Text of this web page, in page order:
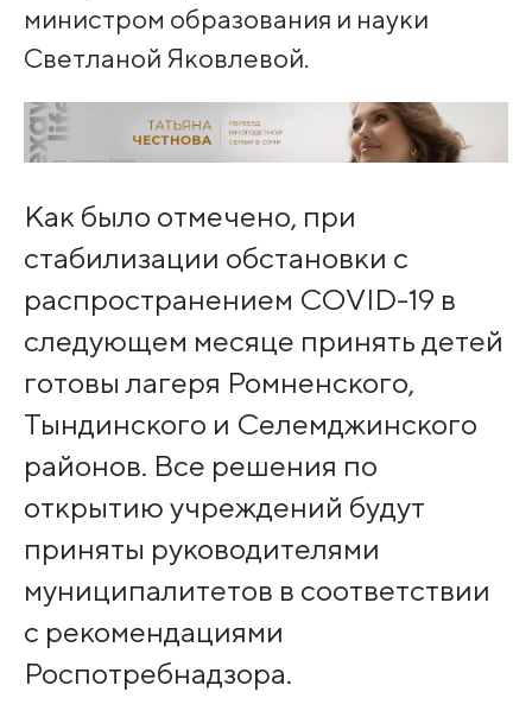
министром образования и науки
Светланой Яковлевой.
Как было отмечено, при
стабилизации обстановки с
распространением COVID-19 в
следующем месяце принять детей
готовы лагеря Ромненского,
Тындинского и Селемджинского
районов. Все решения по
открытию учреждений будут
приняты руководителями
муниципалитетов в соответствии
с рекомендациями
Роспотребнадзора.